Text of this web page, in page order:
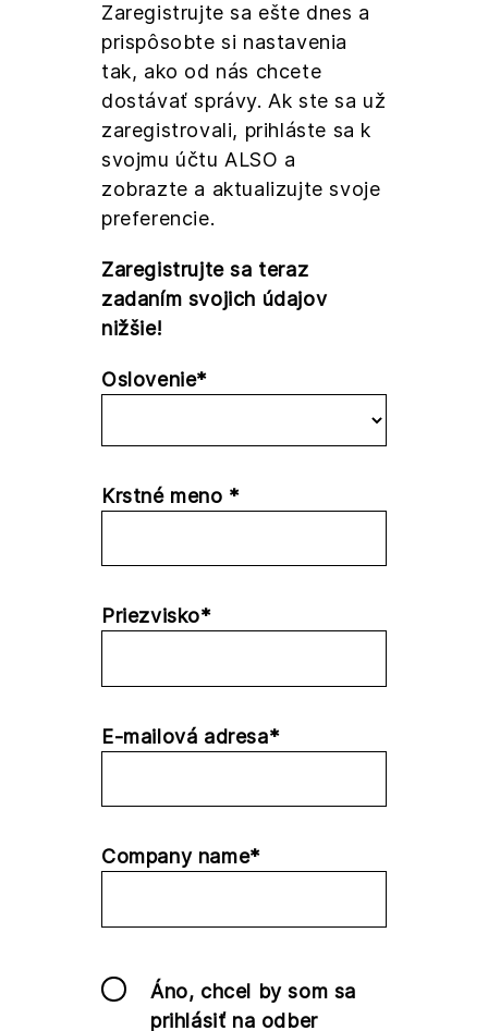
Zaregistrujte sa ešte dnes a
prispôsobte si nastavenia
tak, ako od nás chcete
dostávať správy. Ak ste sa už
zaregistrovali, prihláste sa k
svojmu účtu ALSO a
zobrazte a aktualizujte svoje
preferencie.
Zaregistrujte sa teraz
zadaním svojich údajov
nižšie!
Oslovenie*
Krstné meno *
Priezvisko*
E-mailová adresa*
Company name*
Áno, chcel by som sa
prihlásiť na odber